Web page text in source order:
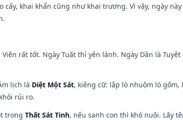
cấy, khai khẩn cũng như khai trương. Vì vậy, ngày
rất tốt. Ngày Tuất thì yên lành. Ngày Dần là
lịch là Diệt Một Sát, kiêng cữ: lập lò nhuộm lò
rủi ro.
trong Thất Sát Tinh, nếu sanh con thì khó nuôi. Lấy